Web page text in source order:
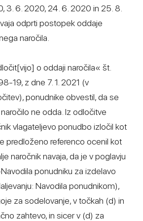
3. 6. 2020, 24. 6. 2020 in 25. 8.
odprti postopek oddaje
naročila.
o oddaji naročila« št.
19, z dne 7. 1. 2021 (v
ponudnike obvestil, da se
ne odda. Iz odločitve
vlagateljevo ponudbo izločil kot
predloženo referenco ocenil kot
naročnik navaja, da je v poglavju
ponudniku za izdelavo
Navodila ponudnikom),
za sodelovanje, v točkah (d) in
zahtevo, in sicer v (d) za